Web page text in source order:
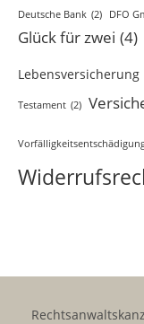
Deutsche Bank (2) DFO
Glück für zwei (4)
Lebensversicherung
Testament (2)